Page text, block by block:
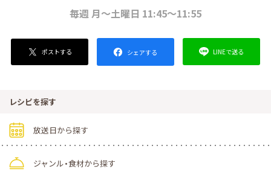
毎週 月～土曜日 11:45～11:55
ポストする シェアする LINEで送る
レシピを探す
放送日から探す
ジャンル・食材から探す